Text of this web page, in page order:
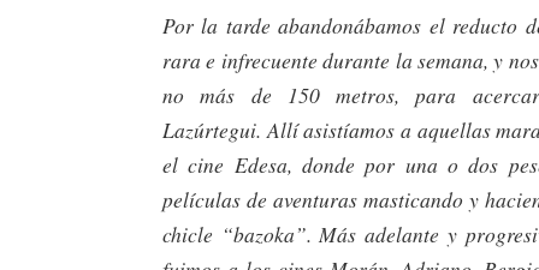
Por la tarde abandonábamos el reducto
rara e infrecuente durante la semana, y
no más de 150 metros, para
Lazúrtegui. Allí asistíamos a aquellas
el cine Edesa, donde por una o dos
películas de aventuras masticando y
chicle “bazoka”. Más adelante y